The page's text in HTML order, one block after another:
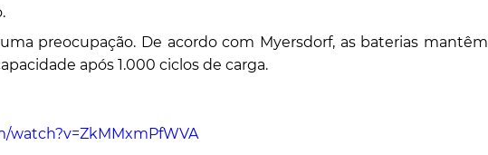
preocupação. De acordo com Myersdorf, as baterias mantêm
após 1.000 ciclos de carga.
watch?v=ZkMMxmPfWVA